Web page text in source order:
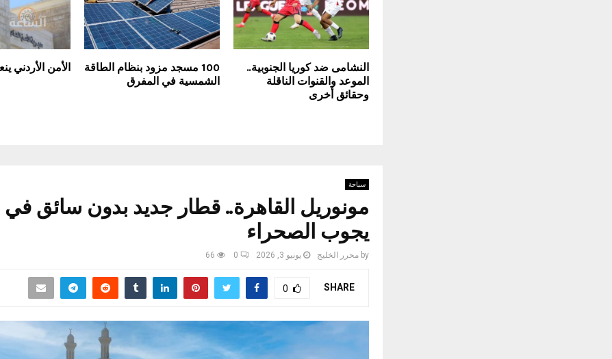
النشامى ضد كوريا الجنوبية..
الموعد والقنوات الناقلة
وحقائق أخرى
100 مسجد مزود بنظام الطاقة
الشمسية في المفرق
الأمن الأردني
سياحة
مونوريل القاهرة.. قطار جديد بدون سائق
يجوب الصحراء
by محرر الخليج يونيو 3, 2026 0
66
SHARE
0